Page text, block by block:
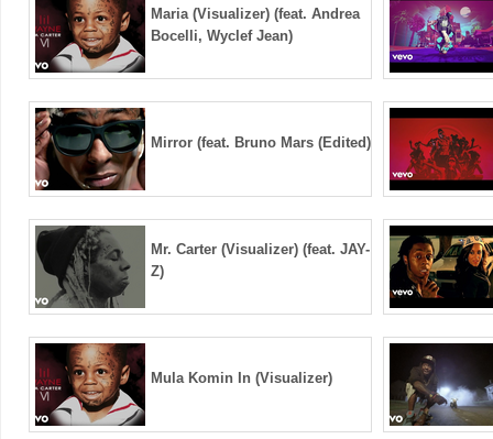
Maria (Visualizer) (feat. Andrea
Bocelli, Wyclef Jean)
Mirror (feat. Bruno Mars (Edited)
Mr. Carter (Visualizer) (feat. JAY-
Z)
Mula Komin In (Visualizer)